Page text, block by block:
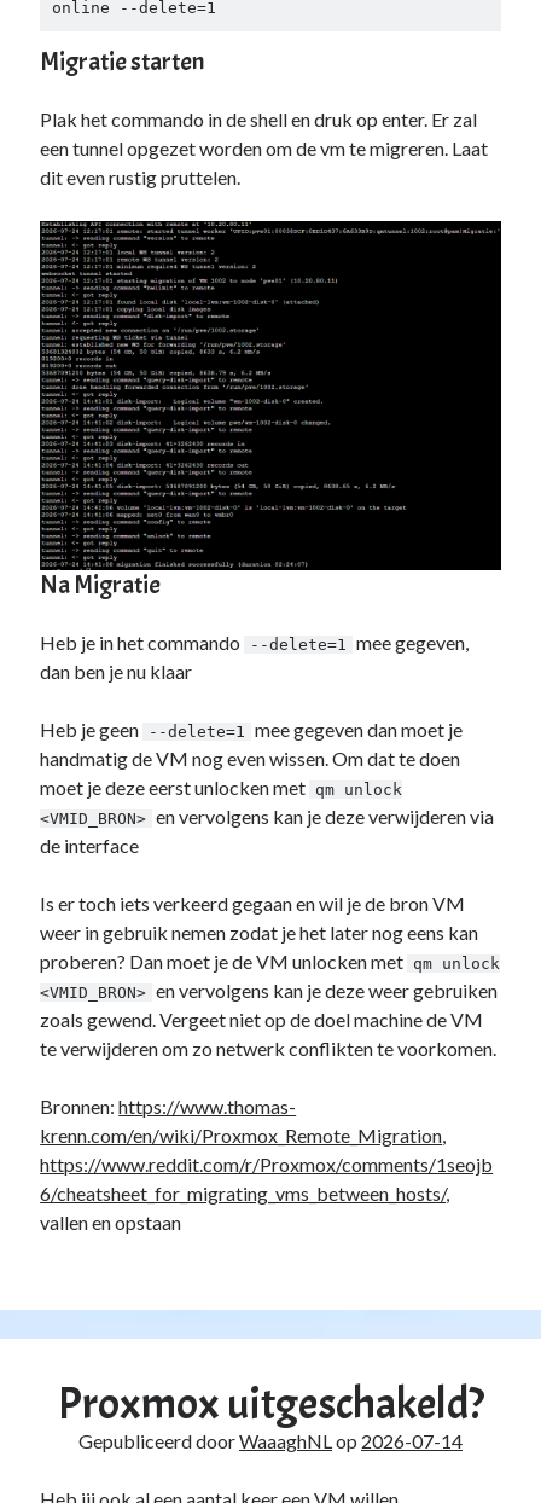
online --delete=1
Migratie starten
Plak het commando in de shell en druk op enter. Er zal
een tunnel opgezet worden om de vm te migreren. Laat
dit even rustig pruttelen.
Na Migratie
Heb je in het commando --delete=1
mee gegeven,
dan ben je nu klaar
Heb je geen --delete=1
mee gegeven dan moet je
handmatig de VM nog even wissen. Om dat te doen
moet je deze eerst unlocken met qm unlock
<VMID_BRON> en vervolgens kan je deze verwijderen via
de interface
Is er toch iets verkeerd gegaan en wil je de bron VM
weer in gebruik nemen zodat je het later nog eens kan
proberen? Dan moet je de VM unlocken met qm unlock
<VMID_BRON> en vervolgens kan je deze weer gebruiken
zoals gewend. Vergeet niet op de doel machine de VM
te verwijderen om zo netwerk conflikten te voorkomen.
Bronnen:https://www.thomas-
krenn.com/en/wiki/Proxmox_Remote_Migration,
https://www.reddit.com/r/Proxmox/comments/1seojb
6/cheatsheet_for_migrating_vms_between_hosts/,
vallen en opstaan
Proxmox uitgeschakeld?
Gepubliceerd doorWaaaghNLop 2026-07-14